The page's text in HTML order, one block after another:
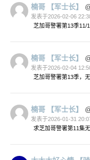
楠哥 【军士长】
发表于2026-02-06
芝加哥警署第13季11/
楠哥 【军士长】
发表于2026-02-04
芝加哥警署第13季，
楠哥 【军士长】
发表于2026-01-31
求芝加哥警署第11集